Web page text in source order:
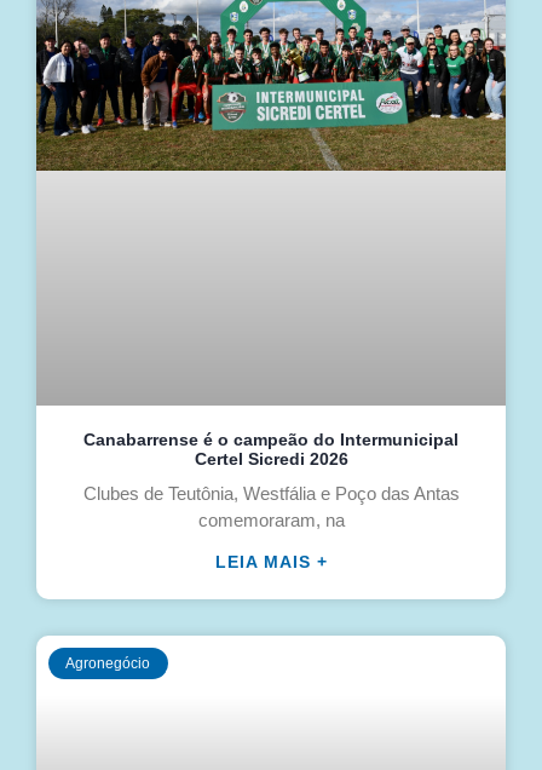
Canabarrense é o campeão do Intermunicipal
Certel Sicredi 2026
Clubes de Teutônia, Westfália e Poço das Antas
comemoraram, na
LEIA MAIS +
Agronegócio